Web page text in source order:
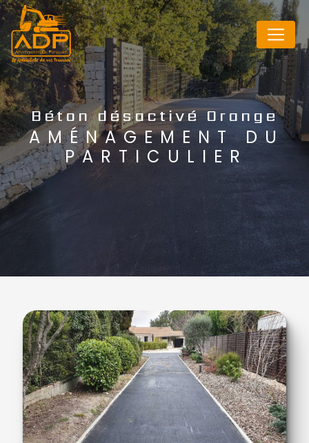
Béton désactivé Orange
AMÉNAGEMENT DU
PARTICULIER
Panneau de gestion des cookies